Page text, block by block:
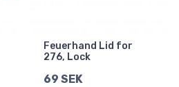
Feuerhand Lid for
276, Lock
69 SEK